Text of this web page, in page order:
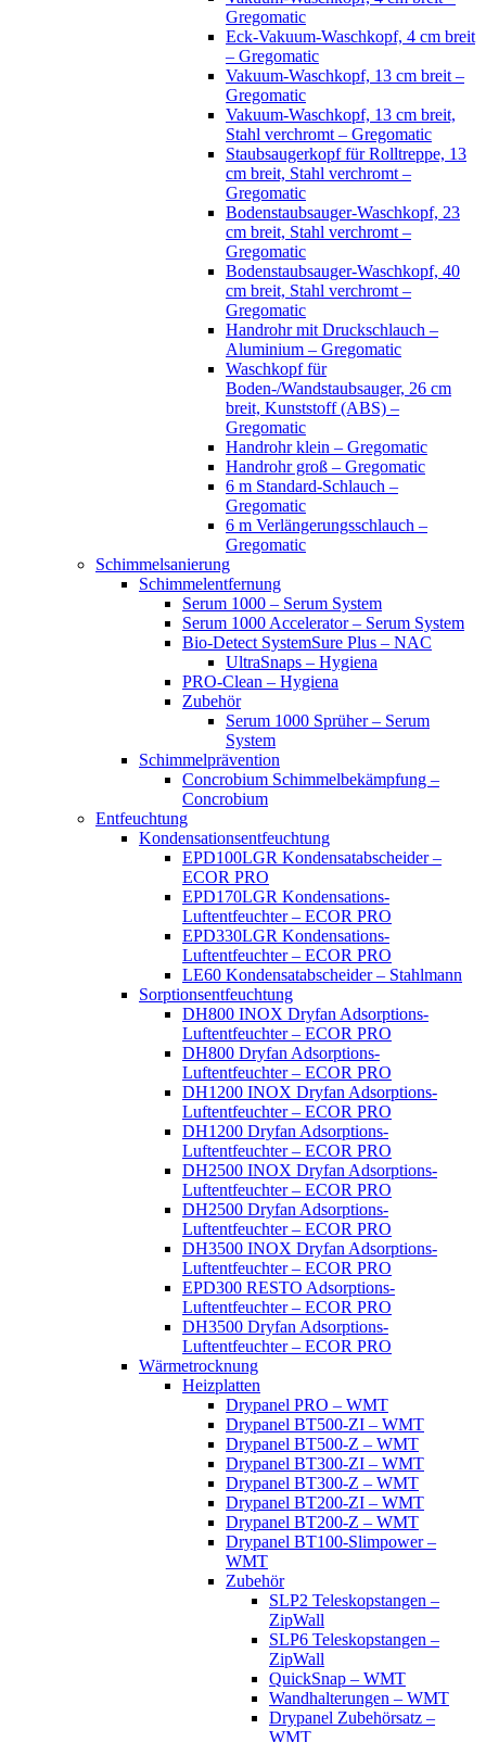
Gregomatic
Eck-Vakuum-Waschkopf, 4 cm breit
– Gregomatic
Vakuum-Waschkopf, 13 cm breit –
Gregomatic
Vakuum-Waschkopf, 13 cm breit,
Stahl verchromt – Gregomatic
Staubsaugerkopf für Rolltreppe, 13
cm breit, Stahl verchromt –
Gregomatic
Bodenstaubsauger-Waschkopf, 23
cm breit, Stahl verchromt –
Gregomatic
Bodenstaubsauger-Waschkopf, 40
cm breit, Stahl verchromt –
Gregomatic
Handrohr mit Druckschlauch –
Aluminium – Gregomatic
Waschkopf für
Boden-/Wandstaubsauger, 26 cm
breit, Kunststoff (ABS) –
Gregomatic
Handrohr klein – Gregomatic
Handrohr groß – Gregomatic
6 m Standard-Schlauch –
Gregomatic
6 m Verlängerungsschlauch –
Gregomatic
Schimmelsanierung
Schimmelentfernung
Serum 1000 – Serum System
Serum 1000 Accelerator – Serum System
Bio-Detect SystemSure Plus – NAC
UltraSnaps – Hygiena
PRO-Clean – Hygiena
Zubehör
Serum 1000 Sprüher – Serum
System
Schimmelprävention
Concrobium Schimmelbekämpfung –
Concrobium
Entfeuchtung
Kondensationsentfeuchtung
EPD100LGR Kondensatabscheider –
ECOR PRO
EPD170LGR Kondensations-
Luftentfeuchter – ECOR PRO
EPD330LGR Kondensations-
Luftentfeuchter – ECOR PRO
LE60 Kondensatabscheider – Stahlmann
Sorptionsentfeuchtung
DH800 INOX Dryfan Adsorptions-
Luftentfeuchter – ECOR PRO
DH800 Dryfan Adsorptions-
Luftentfeuchter – ECOR PRO
DH1200 INOX Dryfan Adsorptions-
Luftentfeuchter – ECOR PRO
DH1200 Dryfan Adsorptions-
Luftentfeuchter – ECOR PRO
DH2500 INOX Dryfan Adsorptions-
Luftentfeuchter – ECOR PRO
DH2500 Dryfan Adsorptions-
Luftentfeuchter – ECOR PRO
DH3500 INOX Dryfan Adsorptions-
Luftentfeuchter – ECOR PRO
EPD300 RESTO Adsorptions-
Luftentfeuchter – ECOR PRO
DH3500 Dryfan Adsorptions-
Luftentfeuchter – ECOR PRO
Wärmetrocknung
Heizplatten
Drypanel PRO – WMT
Drypanel BT500-ZI – WMT
Drypanel BT500-Z – WMT
Drypanel BT300-ZI – WMT
Drypanel BT300-Z – WMT
Drypanel BT200-ZI – WMT
Drypanel BT200-Z – WMT
Drypanel BT100-Slimpower –
WMT
Zubehör
SLP2 Teleskopstangen –
ZipWall
SLP6 Teleskopstangen –
ZipWall
QuickSnap – WMT
Wandhalterungen – WMT
Drypanel Zubehörsatz –
WMT